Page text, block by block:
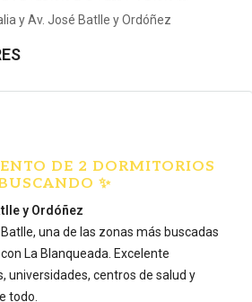
y Av. José Batlle y Ordóñez
DE 2 DORMITORIOS
✨
y Ordóñez
, una de las zonas más buscadas
La Blanqueada . Excelente
universidades, centros de salud y
todo.